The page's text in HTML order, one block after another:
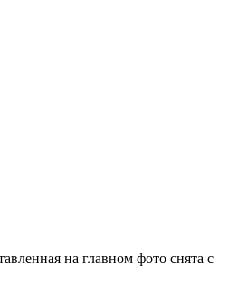
на главном фото снята с